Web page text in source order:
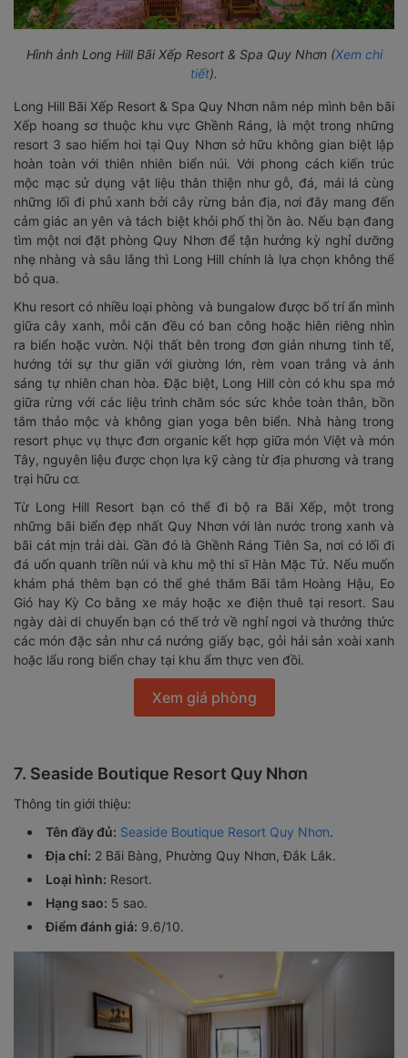
Hình ảnh Long Hill Bãi Xếp Resort & Spa Quy Nhơn (Xem chi
tiết).
Long Hill Bãi Xếp Resort & Spa Quy Nhơn nằm nép mình bên bãi
Xếp hoang sơ thuộc khu vực Ghềnh Ráng, là một trong những
resort 3 sao hiếm hoi tại Quy Nhơn sở hữu không gian biệt lập
hoàn toàn với thiên nhiên biển núi. Với phong cách kiến trúc
mộc mạc sử dụng vật liệu thân thiện như gỗ, đá, mái lá cùng
những lối đi phủ xanh bởi cây rừng bản địa, nơi đây mang đến
cảm giác an yên và tách biệt khỏi phố thị ồn ào. Nếu bạn đang
tìm một nơi đặt phòng Quy Nhơn để tận hưởng kỳ nghỉ dưỡng
nhẹ nhàng và sâu lắng thì Long Hill chính là lựa chọn không thể
bỏ qua.
Khu resort có nhiều loại phòng và bungalow được bố trí ẩn mình
giữa cây xanh, mỗi căn đều có ban công hoặc hiên riêng nhìn
ra biển hoặc vườn. Nội thất bên trong đơn giản nhưng tinh tế,
hướng tới sự thư giãn với giường lớn, rèm voan trắng và ánh
sáng tự nhiên chan hòa. Đặc biệt, Long Hill còn có khu spa mở
giữa rừng với các liệu trình chăm sóc sức khỏe toàn thân, bồn
tắm thảo mộc và không gian yoga bên biển. Nhà hàng trong
resort phục vụ thực đơn organic kết hợp giữa món Việt và món
Tây, nguyên liệu được chọn lựa kỹ càng từ địa phương và trang
trại hữu cơ.
Từ Long Hill Resort bạn có thể đi bộ ra Bãi Xếp, một trong
những bãi biển đẹp nhất Quy Nhơn với làn nước trong xanh và
bãi cát mịn trải dài. Gần đó là Ghềnh Ráng Tiên Sa, nơi có lối đi
đá uốn quanh triền núi và khu mộ thi sĩ Hàn Mặc Tử. Nếu muốn
khám phá thêm bạn có thể ghé thăm Bãi tắm Hoàng Hậu, Eo
Gió hay Kỳ Co bằng xe máy hoặc xe điện thuê tại resort. Sau
ngày dài di chuyển bạn có thể trở về nghỉ ngơi và thưởng thức
các món đặc sản như cá nướng giấy bạc, gỏi hải sản xoài xanh
hoặc lẩu rong biển chay tại khu ẩm thực ven đồi.
Xem giá phòng
7. Seaside Boutique Resort Quy Nhơn
Thông tin giới thiệu:
Tên đầy đủ: Seaside Boutique Resort Quy Nhơn.
Địa chỉ: 2 Bãi Bàng, Phường Quy Nhơn, Đắk Lắk.
Loại hình: Resort.
Hạng sao: 5 sao.
Điểm đánh giá: 9.6/10.